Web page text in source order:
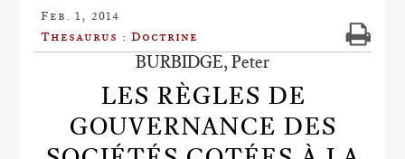
Feb. 1, 2014
Thesaurus : Doctrine
BURBIDGE, Peter
LES RÈGLES DE
GOUVERNANCE DES